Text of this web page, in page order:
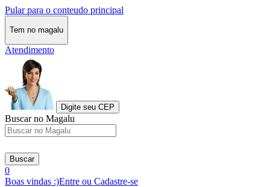
Pular para o conteudo principal
Tem no magalu
Atendimento
Digite seu CEP
Buscar no Magalu
Buscar
0
Boas vindas :)Entre ou Cadastre-se